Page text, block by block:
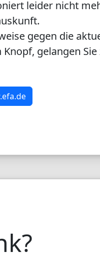
leider nicht
gegen die
gelangen Sie